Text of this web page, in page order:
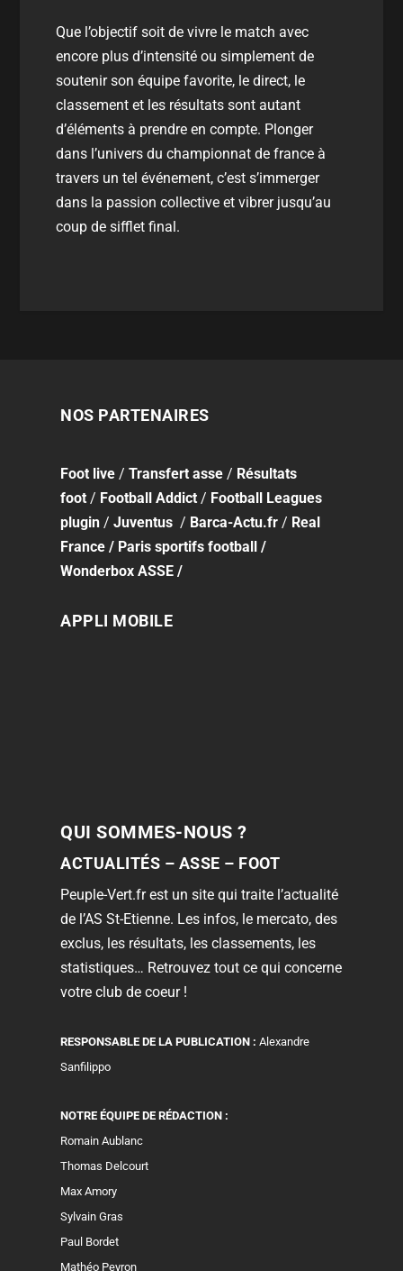
Que l’objectif soit de vivre le match avec
encore plus d’intensité ou simplement de
soutenir son équipe favorite, ledirect, le
classement et les résultats sont autant
d’éléments à prendre en compte. Plonger
dans l’univers duchampionnat de france à
travers un tel événement, c’est s’immerger
dans la passion collective et vibrer jusqu’au
coup de sifflet final.
NOS PARTENAIRES
Foot live /Transfert asse / Résultats
foot / Football Addict / Football Leagues
plugin /Juventus / Barca-Actu.fr / Real
France / Paris sportifs football /
Wonderbox ASSE /
APPLI MOBILE
QUI SOMMES-NOUS ?
ACTUALITÉS – ASSE – FOOT
Peuple-Vert.fr est un site qui traite l’actualité
de l’AS St-Etienne. Les infos, le mercato, des
exclus, les résultats, les classements, les
statistiques… Retrouvez tout ce qui concerne
votre club de coeur !
RESPONSABLE DE LA PUBLICATION : Alexandre
Sanfilippo
NOTRE ÉQUIPE DE RÉDACTION :
Romain Aublanc
Thomas Delcourt
Max Amory
Sylvain Gras
Paul Bordet
Mathéo Peyron